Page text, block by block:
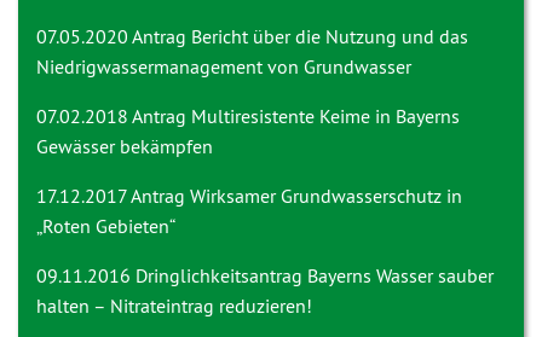
07.05.2020 Antrag Bericht über die Nutzung und das
Niedrigwassermanagement von Grundwasser
07.02.2018 Antrag Multiresistente Keime in Bayerns
Gewässer bekämpfen
17.12.2017 Antrag Wirksamer Grundwasserschutz in
„Roten Gebieten“
09.11.2016 Dringlichkeitsantrag Bayerns Wasser sauber
halten – Nitrateintrag reduzieren!